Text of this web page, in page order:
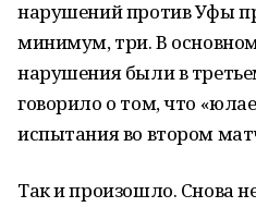
нарушений против Уфы
минимум, три. В
нарушения были в
говорило о том, что
испытания во втором
Так и произошло. Снова